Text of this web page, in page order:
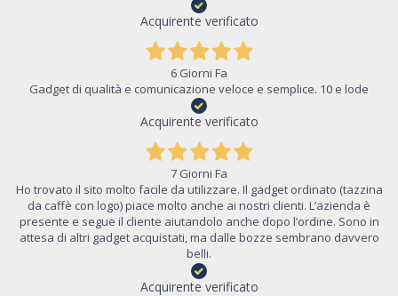
Acquirente verificato
6 Giorni Fa
Gadget di qualità e comunicazione veloce e semplice. 10 e lode
Acquirente verificato
7 Giorni Fa
Ho trovato il sito molto facile da utilizzare. Il gadget ordinato (tazzina
da caffè con logo) piace molto anche ai nostri clienti. L’azienda è
presente e segue il cliente aiutandolo anche dopo l’ordine. Sono in
attesa di altri gadget acquistati, ma dalle bozze sembrano davvero
belli.
Acquirente verificato